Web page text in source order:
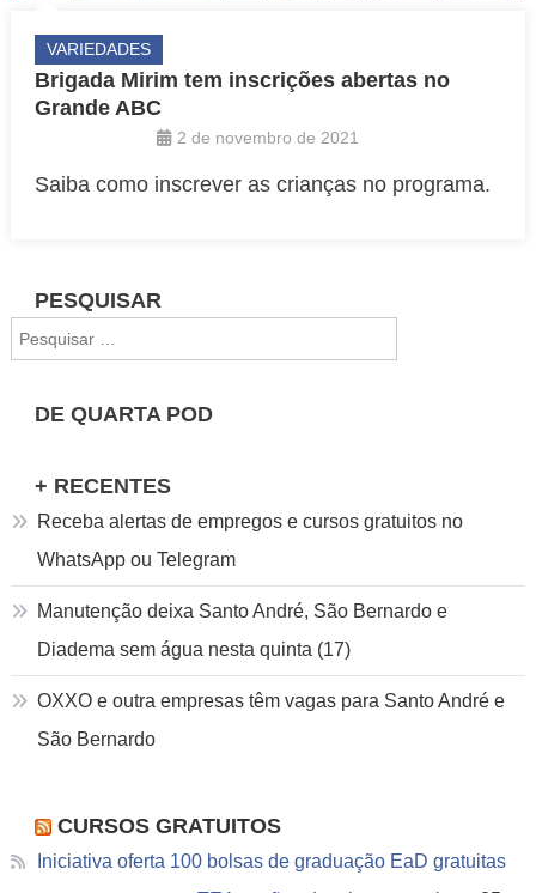
VARIEDADES
Brigada Mirim tem inscrições abertas no
Grande ABC
2 de novembro de 2021
Saiba como inscrever as crianças no programa.
PESQUISAR
por:
DE QUARTA POD
+ RECENTES
Receba alertas de empregos e cursos gratuitos no
WhatsApp ou Telegram
Manutenção deixa Santo André, São Bernardo e
Diadema sem água nesta quinta (17)
OXXO e outra empresas têm vagas para Santo André e
São Bernardo
CURSOS GRATUITOS
Iniciativa oferta 100 bolsas de graduação EaD gratuitas